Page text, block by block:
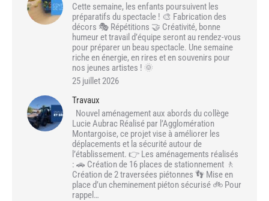
Cette semaine, les enfants poursuivent les
préparatifs du spectacle ! 🎨 Fabrication des
décors 🎭 Répétitions 🤝 Créativité, bonne
humeur et travail d’équipe seront au rendez-vous
pour préparer un beau spectacle. Une semaine
riche en énergie, en rires et en souvenirs pour
nos jeunes artistes ! 🌞
25 juillet 2026
Travaux
Nouvel aménagement aux abords du collège
Lucie Aubrac Réalisé par l’Agglomération
Montargoise, ce projet vise à améliorer les
déplacements et la sécurité autour de
l’établissement. 👉 Les aménagements réalisés
: 🚗 Création de 16 places de stationnement 🚶
Création de 2 traversées piétonnes 👣 Mise en
place d’un cheminement piéton sécurisé 🚲 Pour
rappel…